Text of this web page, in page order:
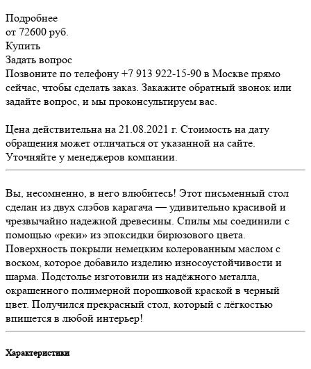
Подробнее
от 72600 руб.
Купить
Задать вопрос
Позвоните по телефону +7 913 922-15-90 в Москве прямо
сейчас, чтобы сделать заказ. Закажите обратный звонок или
задайте вопрос, и мы проконсультируем вас.
Цена действительна на 21.08.2021 г. Стоимость на дату
обращения может отличаться от указанной на сайте.
Уточняйте у менеджеров компании.
Вы, несомненно, в него влюбитесь! Этот письменный стол
сделан из двух слэбов карагача — удивительно красивой и
чрезвычайно надежной древесины. Спилы мы соединили с
помощью «реки» из эпоксидки бирюзового цвета.
Поверхность покрыли немецким колерованным маслом с
воском, которое добавило изделию износоустойчивости и
шарма. Подстолье изготовили из надёжного металла,
окрашенного полимерной порошковой краской в черный
цвет. Получился прекрасный стол, который с лёгкостью
впишется в любой интерьер!
Характеристики